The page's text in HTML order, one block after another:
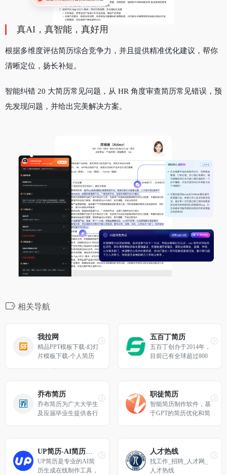
真AI，真智能，真好用
根据多维度评估简历综合竞争力，并且提供精准优化建议，帮你
清晰定位，扬长补短。
智能纠错 20 大简历常见问题，从 HR 角度审查简历常见错误，预
先发现问题，并给出完美解决方案。
相关导航
我拉网
精品PPT模板下载-幻灯
片模板下载-个人简历
五百丁简历
五百丁创办于2014年，
目前已有全球超过800
能-高效-便捷-实用，广
受求职者和专业HR喜
爱，平台汇集了海量优
升求职成功率，做好简
历就上五百丁！
乔布简历
乔布简历为广大大学生
及应届毕业生提供各行
简历写作技巧的文章，
致力于帮助求职者打造
最专业的简历。
职徒简历
智能简历制作软件，基
于GPT的简历优化和简
UP简历-AI简历生成在线制作工具
UP简历是专业的AI简
历生成在线制作工具，
人才热线
找工作_招聘_人才网_
人才热线